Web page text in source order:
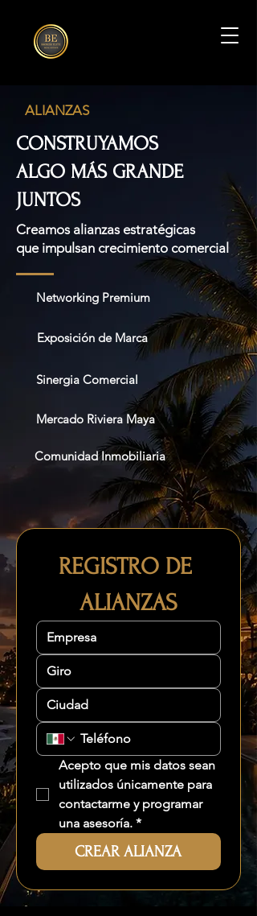
ALIANZAS
CONSTRUYAMOS
ALGO MÁS GRANDE
JUNTOS
Creamos alianzas estratégicas
que impulsan crecimiento comercial
Networking Premium
Exposición de Marca
Sinergia Comercial
Mercado Riviera Maya
Comunidad Inmobiliaria
REGISTRO DE
ALIANZAS
Acepto que mis datos sean
utilizados únicamente para
contactarme y programar
una asesoría. *
CREAR ALIANZA